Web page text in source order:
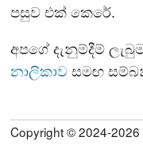
පසුව එක් කෙරේ.
අපගේ දැනුම්දීම්
නාලිකාවසමඟ
Copyright © 2024-2026